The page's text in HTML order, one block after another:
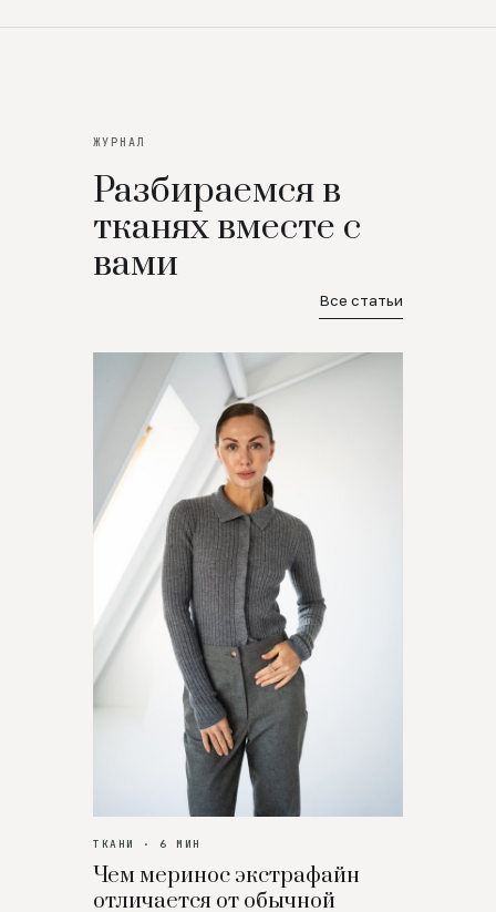
ЖУРНАЛ
Разбираемся в
тканях вместе с
вами
Все статьи
ТКАНИ · 6 МИН
Чем меринос экстрафайн
отличается от обычной